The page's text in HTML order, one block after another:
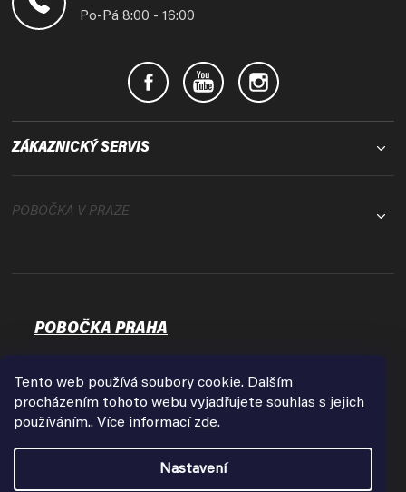
Tento web používá soubory cookie. Dalším
procházením tohoto webu vyjadřujete souhlas s jejich
používáním.. Více informací zde.
Nastavení
Po-Pá 8:00 - 16:00
ZÁKAZNICKÝ SERVIS
POBOČKA V PRAZE
POBOČKA PRAHA
17000 Praha - Holešovice
Zobrazit na mapě